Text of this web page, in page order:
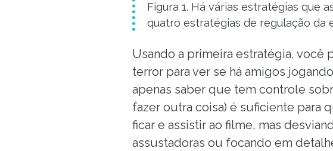
Figura 1. Há várias estratégias que
quatro estratégias de regulação da
Usando a primeira estratégia, você
terror para ver se há amigos
apenas saber que tem controle
fazer outra coisa) é suficiente para
ficar e assistir ao filme, mas
assustadoras ou focando em